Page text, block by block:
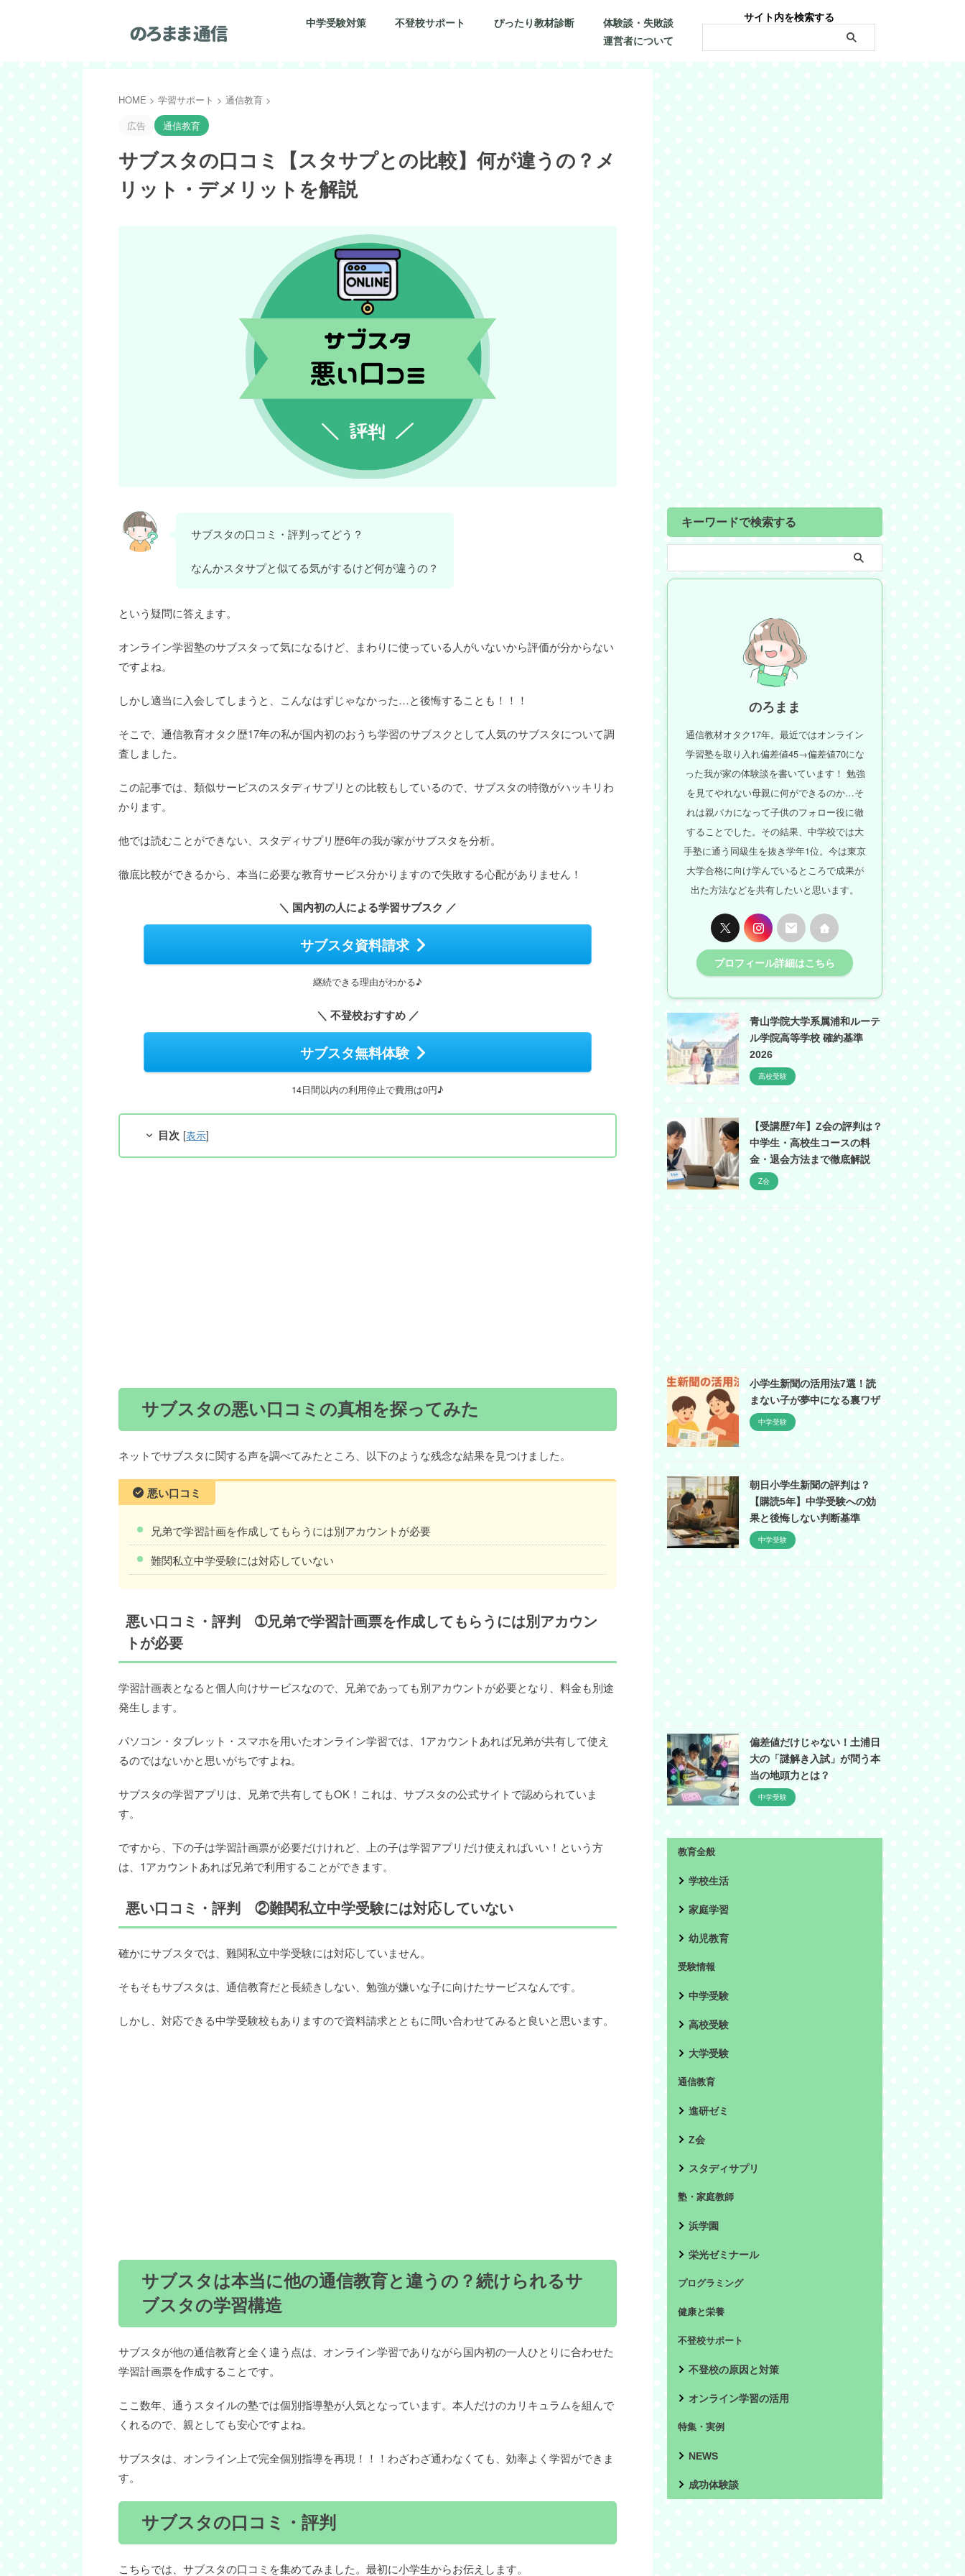
中学受験対策 不登校サポート ぴったり教材診断
体験談・失敗談
運営者について
サイト内を検索する
HOME > 学習サポート > 通信教育 >
広告
通信教育
サブスタの口コミ【スタサプとの比較】何が違うの？メ
リット・デメリットを解説
サブスタの口コミ・評判ってどう？
なんかスタサプと似てる気がするけど何が違うの？
という疑問に答えます。
オンライン学習塾のサブスタって気になるけど、まわりに使っている人がいないから評価が分からない
ですよね。
しかし適当に入会してしまうと、こんなはずじゃなかった…と後悔することも！！！
そこで、通信教育オタク歴17年の私が国内初のおうち学習のサブスクとして人気のサブスタについて調
査しました。
この記事では、類似サービスのスタディサプリとの比較もしているので、サブスタの特徴がハッキリわ
かります。
他では読むことができない、スタディサプリ歴6年の我が家がサブスタを分析。
徹底比較ができるから、本当に必要な教育サービス分かりますので失敗する心配がありません！
＼ 国内初の人による学習サブスク ／
サブスタ資料請求
継続できる理由がわかる♪
＼ 不登校おすすめ ／
サブスタ無料体験
14日間以内の利用停止で費用は0円♪
目次 [表示]
サブスタの悪い口コミの真相を探ってみた
ネットでサブスタに関する声を調べてみたところ、以下のような残念な結果を見つけました。
悪い口コミ
兄弟で学習計画を作成してもらうには別アカウントが必要
難関私立中学受験には対応していない
悪い口コミ・評判 ➀兄弟で学習計画票を作成してもらうには別アカウン
トが必要
学習計画表となると個人向けサービスなので、兄弟であっても別アカウントが必要となり、料金も別途
発生します。
パソコン・タブレット・スマホを用いたオンライン学習では、1アカウントあれば兄弟が共有して使え
るのではないかと思いがちですよね。
サブスタの学習アプリは、兄弟で共有してもOK！これは、サブスタの公式サイトで認められていま
す。
ですから、下の子は学習計画票が必要だけけれど、上の子は学習アプリだけ使えればいい！という方
は、1アカウントあれば兄弟で利用することができます。
悪い口コミ・評判 ②難関私立中学受験には対応していない
確かにサブスタでは、難関私立中学受験には対応していません。
そもそもサブスタは、通信教育だと長続きしない、勉強が嫌いな子に向けたサービスなんです。
しかし、対応できる中学受験校もありますので資料請求とともに問い合わせてみると良いと思います。
サブスタは本当に他の通信教育と違うの？続けられるサ
ブスタの学習構造
サブスタが他の通信教育と全く違う点は、オンライン学習でありながら国内初の一人ひとりに合わせた
学習計画票を作成することです。
ここ数年、通うスタイルの塾では個別指導塾が人気となっています。本人だけのカリキュラムを組んで
くれるので、親としても安心ですよね。
サブスタは、オンライン上で完全個別指導を再現！！！わざわざ通わなくても、効率よく学習ができま
す。
サブスタの口コミ・評判
こちらでは、サブスタの口コミを集めてみました。最初に小学生からお伝えします。
キーワードで検索する
のろまま
通信教材オタク17年。最近ではオンライン
学習塾を取り入れ偏差値45→偏差値70にな
った我が家の体験談を書いています！ 勉強
を見てやれない母親に何ができるのか…そ
れは親バカになって子供のフォロー役に徹
することでした。その結果、中学校では大
手塾に通う同級生を抜き学年1位。今は東京
大学合格に向け学んでいるところで成果が
出た方法などを共有したいと思います。
プロフィール詳細はこちら
青山学院大学系属浦和ルーテ
ル学院高等学校 確約基準
2026
高校受験
【受講歴7年】Z会の評判は？
中学生・高校生コースの料
金・退会方法まで徹底解説
Z会
小学生新聞の活用法7選！読
まない子が夢中になる裏ワザ
中学受験
朝日小学生新聞の評判は？
【購読5年】中学受験への効
果と後悔しない判断基準
中学受験
偏差値だけじゃない！土浦日
大の「謎解き入試」が問う本
当の地頭力とは？
中学受験
教育全般
学校生活
家庭学習
幼児教育
受験情報
中学受験
高校受験
大学受験
通信教育
進研ゼミ
Z会
スタディサプリ
塾・家庭教師
浜学園
栄光ゼミナール
プログラミング
健康と栄養
不登校サポート
不登校の原因と対策
オンライン学習の活用
特集・実例
NEWS
成功体験談